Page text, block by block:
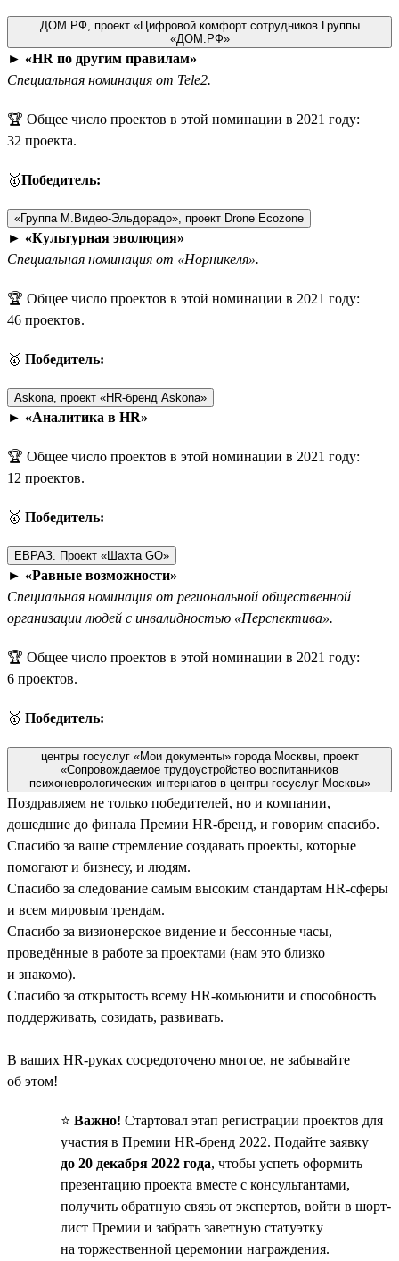
ДОМ.РФ, проект «Цифровой комфорт сотрудников Группы
«ДОМ.РФ»
► «HR по другим правилам»
Специальная номинация от Tele2.
🏆 Общее число проектов в этой номинации в 2021 году:
32 проекта.
🥇Победитель:
«Группа М.Видео-Эльдорадо», проект Drone Ecozone
► «Культурная эволюция»
Специальная номинация от «Норникеля».
🏆 Общее число проектов в этой номинации в 2021 году:
46 проектов.
🥇 Победитель:
Askona, проект «HR-бренд Askona»
► «Аналитика в HR»
🏆 Общее число проектов в этой номинации в 2021 году:
12 проектов.
🥇 Победитель:
ЕВРАЗ. Проект «Шахта GO»
► «Равные возможности»
Специальная номинация от региональной общественной
организации людей с инвалидностью «Перспектива».
🏆 Общее число проектов в этой номинации в 2021 году:
6 проектов.
🥇 Победитель:
центры госуслуг «Мои документы» города Москвы, проект
«Сопровождаемое трудоустройство воспитанников
психоневрологических интернатов в центры госуслуг Москвы»
Поздравляем не только победителей, но и компании,
дошедшие до финала Премии HR-бренд, и говорим спасибо.
Спасибо за ваше стремление создавать проекты, которые
помогают и бизнесу, и людям.
Спасибо за следование самым высоким стандартам HR-сферы
и всем мировым трендам.
Спасибо за визионерское видение и бессонные часы,
проведённые в работе за проектами (нам это близко
и знакомо).
Спасибо за открытость всему HR-комьюнити и способность
поддерживать, созидать, развивать.
В ваших HR-руках сосредоточено многое, не забывайте
об этом!
⭐️ Важно! Стартовал этап регистрации проектов для
участия в Премии HR-бренд 2022. Подайте заявку
до 20 декабря 2022 года, чтобы успеть оформить
презентацию проекта вместе с консультантами,
получить обратную связь от экспертов, войти в шорт-
лист Премии и забрать заветную статуэтку
на торжественной церемонии награждения.